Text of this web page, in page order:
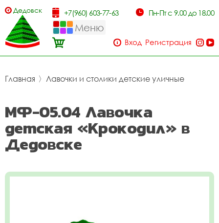
Дедовск +7(960) 603-77-63 Пн-Пт с 9.00 до 18.00
Меню
Вход Регистрация
Главная 〉 Лавочки и столики детские уличные
МФ-05.04 Лавочка
детская «Крокодил» в
Дедовске